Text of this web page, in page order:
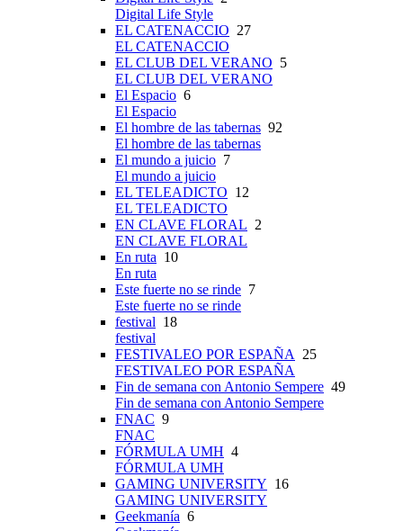
Digital Life Style
EL CATENACCIO 27
EL CATENACCIO
EL CLUB DEL VERANO 5
EL CLUB DEL VERANO
El Espacio 6
El Espacio
El hombre de las tabernas 92
El hombre de las tabernas
El mundo a juicio 7
El mundo a juicio
EL TELEADICTO 12
EL TELEADICTO
EN CLAVE FLORAL 2
EN CLAVE FLORAL
En ruta 10
En ruta
Este fuerte no se rinde 7
Este fuerte no se rinde
festival 18
festival
FESTIVALEO POR ESPAÑA
25
FESTIVALEO POR ESPAÑA
Fin de semana con Antonio Sempere 49
Fin de semana con Antonio Sempere
FNAC 9
FNAC
FÓRMULA UMH 4
FÓRMULA UMH
GAMING UNIVERSITY 16
GAMING UNIVERSITY
Geekmanía 6